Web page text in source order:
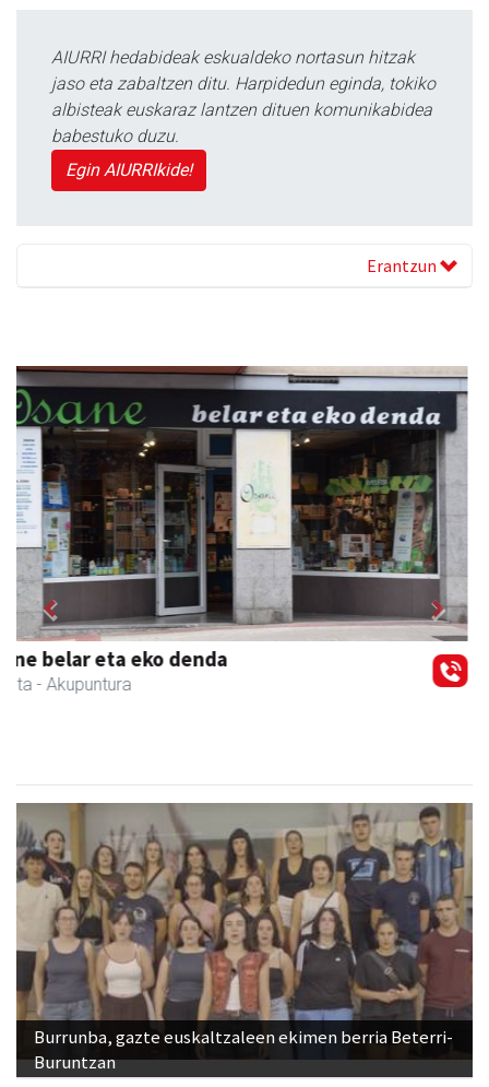
AIURRI hedabideak eskualdeko nortasun hitzak
jaso eta zabaltzen ditu. Harpidedun eginda, tokiko
albisteak euskaraz lantzen dituen komunikabidea
babestuko duzu.
Egin AIURRIkide!
Erantzun
Guria
Urnieta - Jatetxeak
Previous Next
Burrunba, gazte euskaltzaleen ekimen berria Beterri-
Buruntzan